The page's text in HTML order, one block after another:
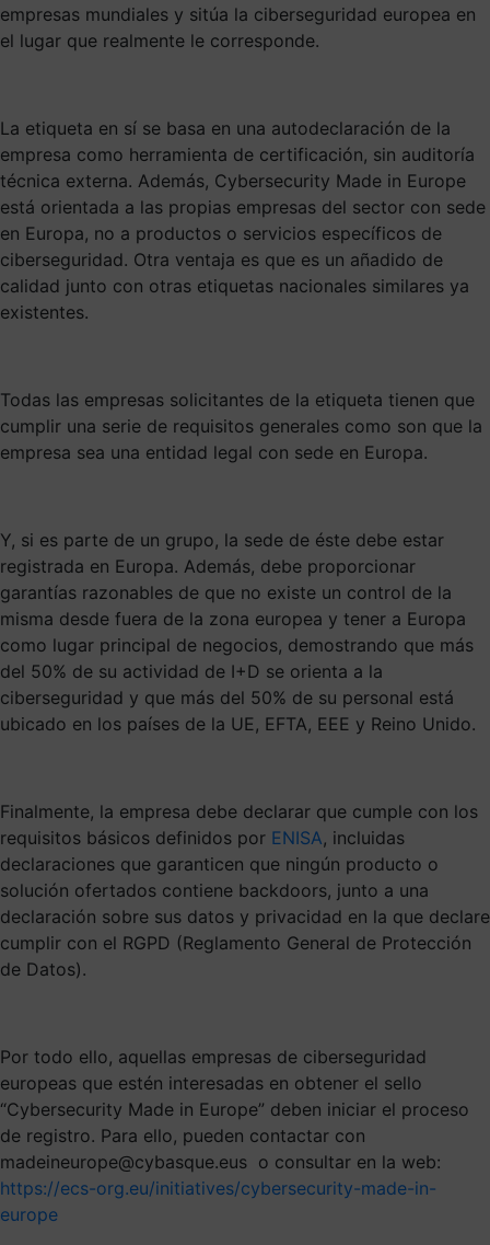
empresas mundiales y sitúa la ciberseguridad europea en
el lugar que realmente le corresponde.
La etiqueta en sí se basa en una autodeclaración de la
empresa como herramienta de certificación, sin auditoría
técnica externa. Además, Cybersecurity Made in Europe
está orientada a las propias empresas del sector con sede
en Europa, no a productos o servicios específicos de
ciberseguridad. Otra ventaja es que es un añadido de
calidad junto con otras etiquetas nacionales similares ya
existentes.
Todas las empresas solicitantes de la etiqueta tienen que
cumplir una serie de requisitos generales como son que la
empresa sea una entidad legal con sede en Europa.
Y, si es parte de un grupo, la sede de éste debe estar
registrada en Europa. Además, debe proporcionar
garantías razonables de que no existe un control de la
misma desde fuera de la zona europea y tener a Europa
como lugar principal de negocios, demostrando que más
del 50% de su actividad de I+D se orienta a la
ciberseguridad y que más del 50% de su personal está
ubicado en los países de la UE, EFTA, EEE y Reino Unido.
Finalmente, la empresa debe declarar que cumple con los
requisitos básicos definidos por ENISA, incluidas
declaraciones que garanticen que ningún producto o
solución ofertados contiene backdoors, junto a una
declaración sobre sus datos y privacidad en la que declare
cumplir con el RGPD (Reglamento General de Protección
de Datos).
Por todo ello, aquellas empresas de ciberseguridad
europeas que estén interesadas en obtener el sello
“Cybersecurity Made in Europe” deben iniciar el proceso
de registro. Para ello, pueden contactar con
madeineurope@cybasque.eus o consultar en la web:
https://ecs-org.eu/initiatives/cybersecurity-made-in-
europe